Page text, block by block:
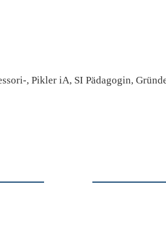
, Pikler iA, SI Pädagogin,